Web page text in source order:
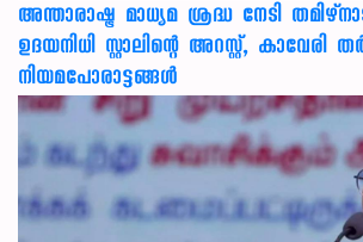
അന്താരാഷ്ട്ര മാധ്യമ ശ്രദ്ധ നേടി
ഉദയനിധി സ്റ്റാലിന്റെ അറസ്റ്റ്, കാവേരി
നിയമപോരാട്ടങ്ങൾ